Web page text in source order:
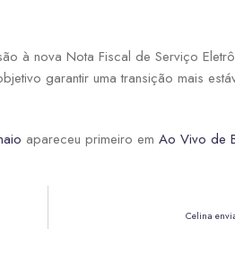
à nova Nota Fiscal de Serviço
garantir uma transição mais
apareceu primeiro em Ao Vivo de
Celina